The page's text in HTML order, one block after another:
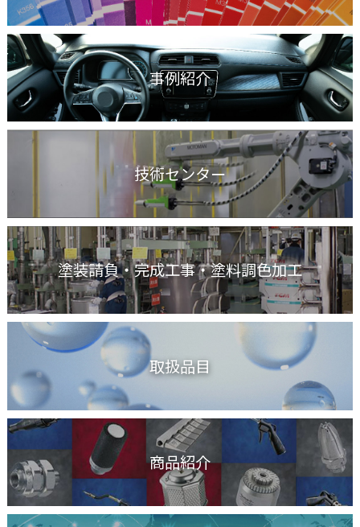
事例紹介
技術センター
塗装請負・完成工事・塗料調色加工
取扱品目
商品紹介